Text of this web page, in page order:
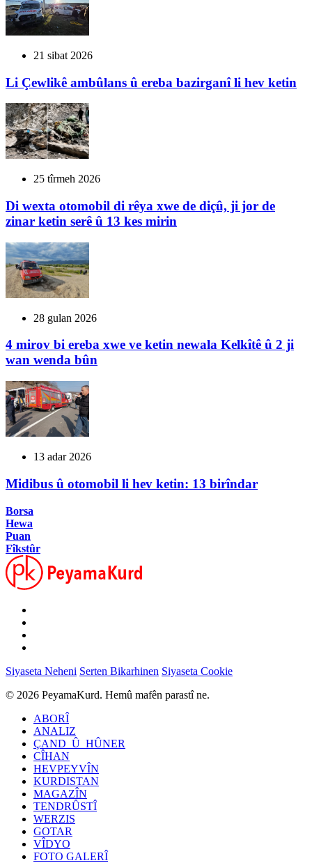
21 sibat 2026
Li Çewlikê ambûlans û ereba bazirganî li hev ketin
25 tîrmeh 2026
Di wexta otomobil di rêya xwe de diçû, ji jor de
zinar ketin serê û 13 kes mirin
28 gulan 2026
4 mirov bi ereba xwe ve ketin newala Kelkîtê û 2 ji
wan wenda bûn
13 adar 2026
Midibus û otomobil li hev ketin: 13 birîndar
Borsa
Hewa
Puan
Fîkstûr
Siyaseta Neheni Serten Bikarhinen Siyaseta Cookie
© 2026 PeyamaKurd. Hemû mafên parastî ne.
ABORÎ
ANALIZ
ÇAND_Û_HÛNER
CÎHAN
HEVPEYVÎN
KURDISTAN
MAGAZÎN
TENDRÛSTÎ
WERZIS
GOTAR
VÎDYO
FOTO GALERÎ